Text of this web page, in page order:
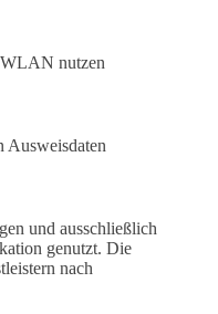
WLAN nutzen
und ausschließlich
genutzt. Die
nach